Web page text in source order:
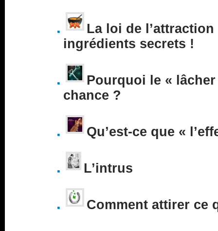
La loi de l’attraction
ingrédients secrets !
Pourquoi le «
chance ?
Qu’est-ce que «
L’intrus
Comment attirer ce